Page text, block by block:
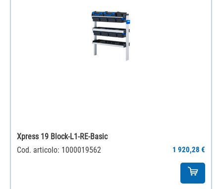
Xpress 19 Block-L1-RE-Basic
Cod. articolo: 1000019562
1 920,28 €